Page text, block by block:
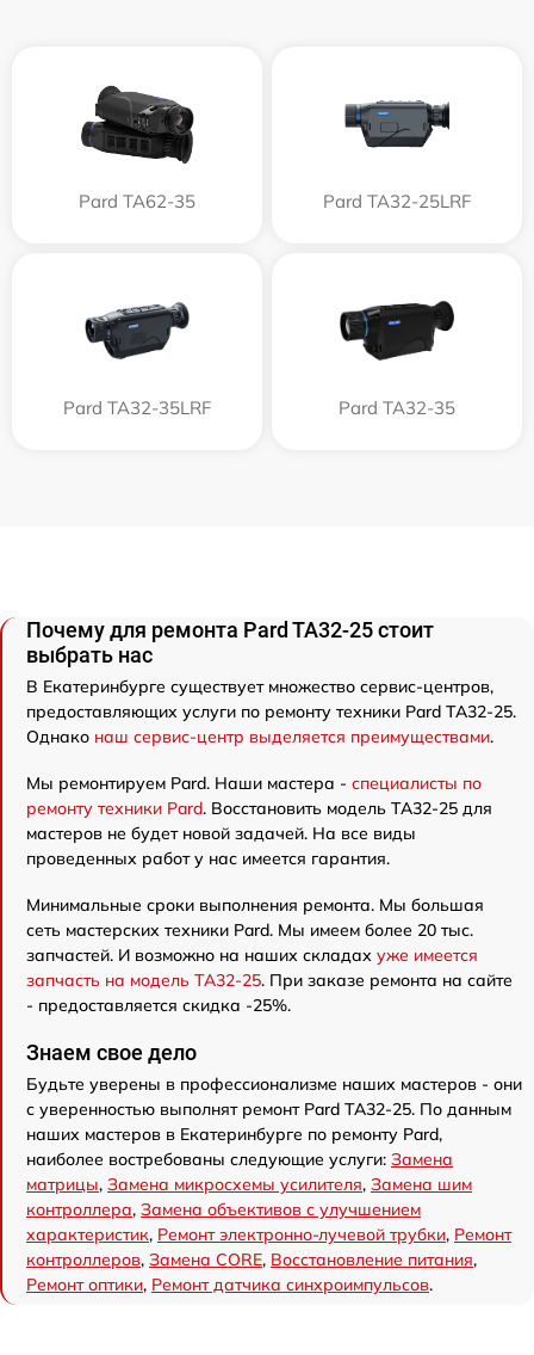
Pard TA62-35 Pard TA32-25LRF
Pard TA32-35LRF Pard TA32-35
Почему для ремонта Pard TA32-25 стоит
выбрать нас
В Екатеринбурге существует множество сервис-центров,
предоставляющих услуги по ремонту техники Pard TA32-25.
Однако наш сервис-центр выделяется преимуществами.
Мы ремонтируем Pard. Наши мастера - специалисты по
ремонту техники Pard. Восстановить модель TA32-25 для
мастеров не будет новой задачей. На все виды
проведенных работ у нас имеется гарантия.
Минимальные сроки выполнения ремонта. Мы большая
сеть мастерских техники Pard. Мы имеем более 20 тыс.
запчастей. И возможно на наших складах уже имеется
запчасть на модель TA32-25. При заказе ремонта на сайте
- предоставляется скидка -25%.
Знаем свое дело
Будьте уверены в профессионализме наших мастеров - они
с уверенностью выполнят ремонт Pard TA32-25. По данным
наших мастеров в Екатеринбурге по ремонту Pard,
наиболее востребованы следующие услуги: Замена
матрицы, Замена микросхемы усилителя, Замена шим
контроллера, Замена объективов с улучшением
характеристик, Ремонт электронно-лучевой трубки, Ремонт
контроллеров, Замена CORE, Восстановление питания,
Ремонт оптики, Ремонт датчика синхроимпульсов.